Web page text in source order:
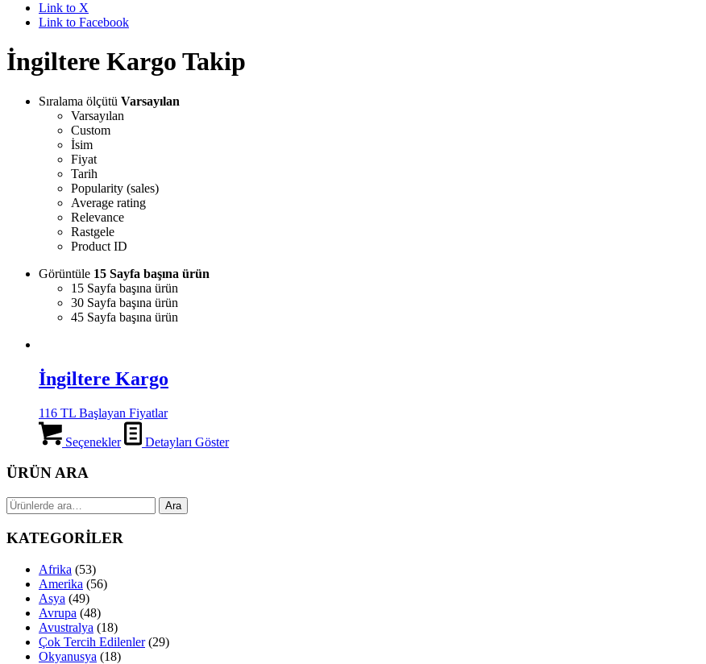
Link to X
Link to Facebook
İngiltere Kargo Takip
Sıralama ölçütü Varsayılan
Varsayılan
Custom
İsim
Fiyat
Tarih
Popularity (sales)
Average rating
Relevance
Rastgele
Product ID
Görüntüle 15 Sayfa başına ürün
15 Sayfa başına ürün
30 Sayfa başına ürün
45 Sayfa başına ürün
İngiltere Kargo
116 TL Başlayan Fiyatlar
Seçenekler Detayları Göster
ÜRÜN ARA
Ara: Ara
KATEGORİLER
Afrika (53)
Amerika (56)
Asya (49)
Avrupa (48)
Avustralya (18)
Çok Tercih Edilenler (29)
Okyanusya (18)